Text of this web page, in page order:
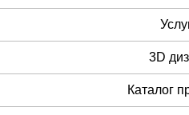
3D
Каталог